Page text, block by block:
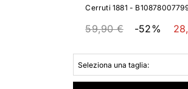
Cerruti 1881 -
59,90 € -52%